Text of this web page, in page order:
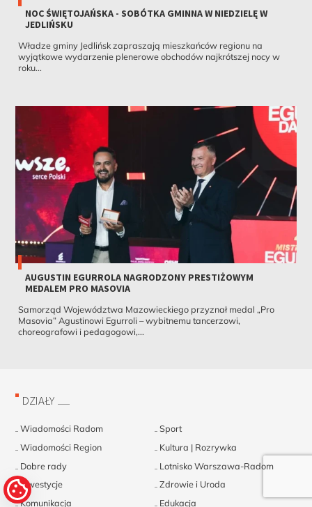
NOC ŚWIĘTOJAŃSKA - SOBÓTKA GMINNA W NIEDZIELĘ W
JEDLIŃSKU
Władze gminy Jedlińsk zapraszają mieszkańców regionu na
wyjątkowe wydarzenie plenerowe obchodów najkrótszej nocy w
roku...
AUGUSTIN EGURROLA NAGRODZONY PRESTIŻOWYM
MEDALEM PRO MASOVIA
Samorząd Województwa Mazowieckiego przyznał medal „Pro
Masovia” Agustinowi Egurroli – wybitnemu tancerzowi,
choreografowi i pedagogowi,...
DZIAŁY
Wiadomości Radom
Sport
Wiadomości Region
Kultura | Rozrywka
Dobre rady
Lotnisko Warszawa-Radom
Inwestycje
Zdrowie i Uroda
Komunikacja
Edukacja